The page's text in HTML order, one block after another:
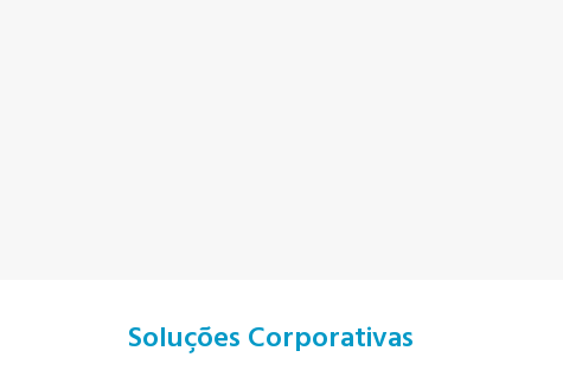
Soluções Corporativas